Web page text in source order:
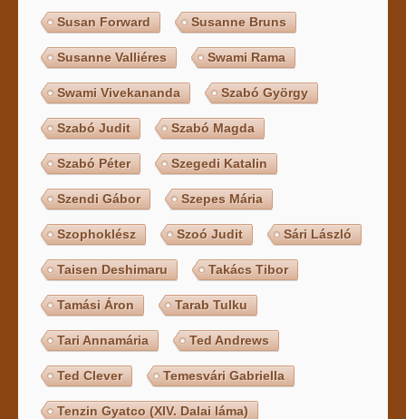
Susan Forward Susanne Bruns
Susanne Valliéres Swami Rama
Swami Vivekananda Szabó György
Szabó Judit Szabó Magda
Szabó Péter Szegedi Katalin
Szendi Gábor Szepes Mária
Szophoklész Szoó Judit Sári László
Taisen Deshimaru Takács Tibor
Tamási Áron Tarab Tulku
Tari Annamária Ted Andrews
Ted Clever Temesvári Gabriella
Tenzin Gyatco (XIV. Dalai láma)